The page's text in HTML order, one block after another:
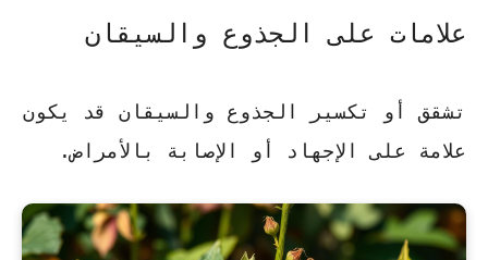
علامات على الجذوع والسيقان
تشقق أو تكسير الجذوع والسيقان قد يكون
علامة على الإجهاد أو الإصابة بالأمراض.